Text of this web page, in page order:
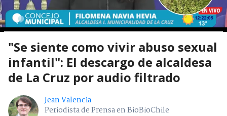
"Se siente como vivir abuso sexual
infantil": El descargo de alcaldesa
de La Cruz por audio filtrado
Jean Valencia
Periodista de Prensa en BioBioChile